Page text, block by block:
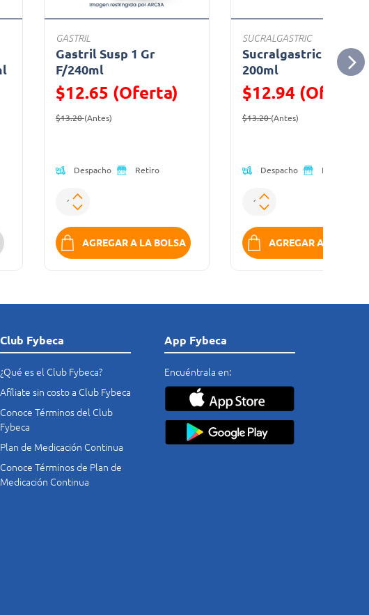
GASTRIL
Gastril Susp 1 Gr
F/240ml
$12.65 (Oferta)
Precio reducido de
$13.20(Antes)
Despacho Retiro
AGREGAR A LA BOLSA
SUCRALGASTRIC
Sucralgastric Frasco
200ml
$12.94 (Oferta)
Precio reducido de
$13.20(Antes)
Despacho Retiro
AGREGAR A LA
Club Fybeca
¿Qué es el Club Fybeca?
Afíliate sin costo a Club Fybeca
Conoce Términos del Club
Fybeca
Plan de Medicación Continua
Conoce Términos de Plan de
Medicación Continua
App Fybeca
Encuéntrala en: